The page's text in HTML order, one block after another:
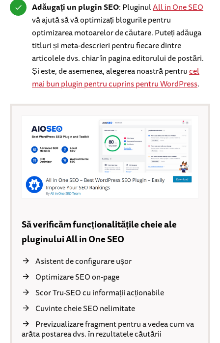
Adăugați un plugin SEO: PluginulAll in One SEO
vă ajută să vă optimizați blogurile pentru
optimizarea motoarelor de căutare. Puteți adăuga
titluri și meta-descrieri pentru fiecare dintre
articolele dvs. chiar în pagina editorului de postări.
Și este, de asemenea, alegerea noastră pentrucel
mai bun plugin pentru cuprins pentru WordPress.
Să verificăm funcționalitățile cheie ale
pluginului All in One SEO
Asistent de configurare ușor
Optimizare SEO on-page
Scor Tru-SEO cu informații acționabile
Cuvinte cheie SEO nelimitate
Previzualizare fragment pentru a vedea cum va
arăta postarea dvs. în rezultatele căutării